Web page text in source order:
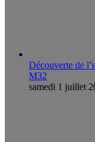
Découverte de
M32
samedi 1 juillet